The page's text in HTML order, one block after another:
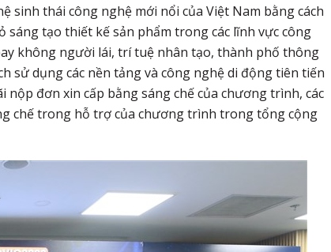
sinh thái công nghệ mới nổi của Việt Nam bằng cách
sáng tạo thiết kế sản phẩm trong các lĩnh vực công
không người lái, trí tuệ nhân tạo, thành phố thông
sử dụng các nền tảng và công nghệ di động tiên tiến
nộp đơn xin cấp bằng sáng chế của chương trình, các
chế trong hỗ trợ của chương trình trong tổng cộng